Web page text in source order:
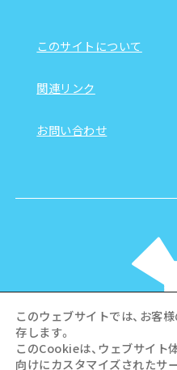
このサイトについて
関連リンク
お問い合わせ
このウェブサイトでは、お客
存します。
このCookieは、ウェブサイト
向けにカスタマイズされたサ